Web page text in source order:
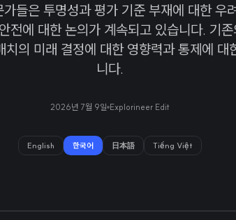
들은 투명성과 평가 기준 부재에 대한 우
전에 대한 논의가 계속되고 있습니다. 기
치의 미래 결정에 대한 영향력과 통제에 대
니다.
2026년 7월 9일 Explorineer Edit
English 한국어 日本語 Tiếng Việt